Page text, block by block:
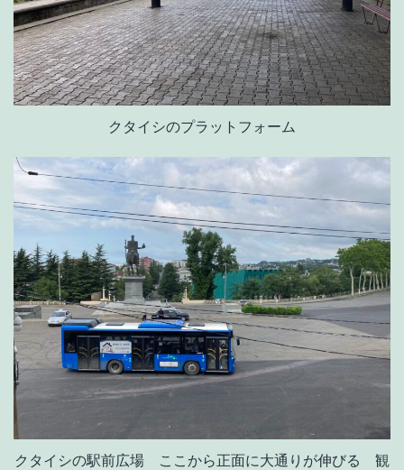
クタイシのプラットフォーム
クタイシの駅前広場 ここから正面に大通りが伸びる 観